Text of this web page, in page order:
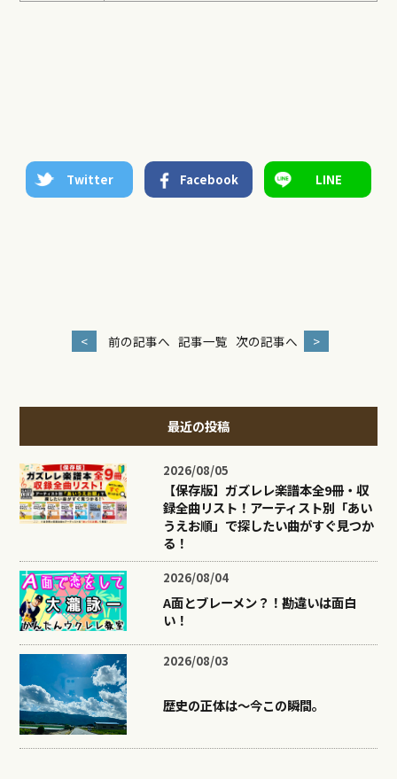
Twitter Facebook LINE
< 前の記事へ 記事一覧 次の記事へ >
最近の投稿
2026/08/05
【保存版】ガズレレ楽譜本全9冊・収
録全曲リスト！アーティスト別「あい
うえお順」で探したい曲がすぐ見つか
る！
2026/08/04
A面とブレーメン？！勘違いは面白
い！
2026/08/03
歴史の正体は〜今この瞬間。